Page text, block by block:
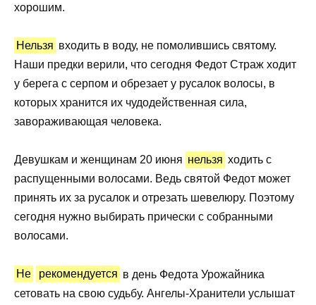
хорошим.
Нельзя входить в воду, не помолившись святому.
Наши предки верили, что сегодня Федот Страж ходит
у берега с серпом и обрезает у русалок волосы, в
которых хранится их чудодейственная сила,
завораживающая человека.
Девушкам и женщинам 20 июня нельзя ходить с
распущенными волосами. Ведь святой Федот может
принять их за русалок и отрезать шевелюру. Поэтому
сегодня нужно выбирать прически с собранными
волосами.
Не рекомендуется в день Федота Урожайника
сетовать на свою судьбу. Ангелы-Хранители услышат